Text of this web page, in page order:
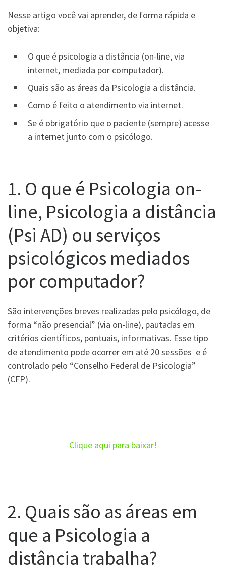
Nesse artigo você vai aprender, de forma rápida e
objetiva:
O que é psicologia a distância (on-line, via
internet, mediada por computador).
Quais são as áreas da Psicologia a distância.
Como é feito o atendimento via internet.
Se é obrigatório que o paciente (sempre) acesse
a internet junto com o psicólogo.
1. O que é Psicologia on-
line, Psicologia a distância
(Psi AD) ou serviços
psicológicos mediados
por computador?
São intervenções breves realizadas pelo psicólogo, de
forma “não presencial” (via on-line), pautadas em
critérios científicos, pontuais, informativas. Esse tipo
de atendimento pode ocorrer em até 20 sessões e é
controlado pelo “Conselho Federal de Psicologia”
(CFP).
Clique aqui para baixar!
2. Quais são as áreas em
que a Psicologia a
distância trabalha?